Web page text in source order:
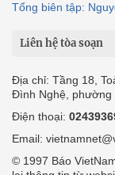
Tổng biên tập:
Liên hệ tòa soạn
Địa chỉ: Tầng 18,
Đình Nghệ, phường
Điện thoại:
Email:
© 1997 Báo